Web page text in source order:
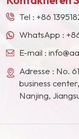
Ländern und
Tel : +86
WhatsApp :
E-mail :
Adresse : No.
business
Nanjing,